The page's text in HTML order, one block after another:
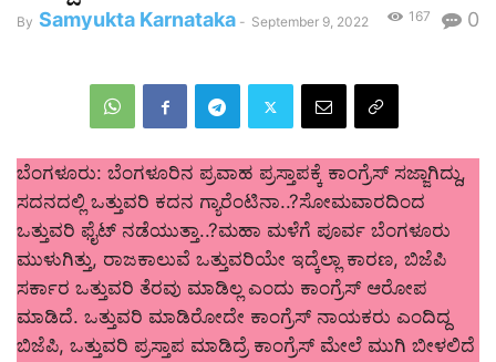
By Samyukta Karnataka - September 9, 2022 0
167
ಬೆಂಗಳೂರು: ಬೆಂಗಳೂರಿನ ಪ್ರವಾಹ ಪ್ರಸ್ತಾಪಕ್ಕೆ ಕಾಂಗ್ರೆಸ್​ ಸಜ್ಜಾಗಿದ್ದು,
ಸದನದಲ್ಲಿ ಒತ್ತುವರಿ ಕದನ ಗ್ಯಾರೆಂಟಿನಾ..?ಸೋಮವಾರದಿಂದ
ಒತ್ತುವರಿ ಫೈಟ್​ ನಡೆಯುತ್ತಾ..?ಮಹಾ ಮಳೆಗೆ ಪೂರ್ವ ಬೆಂಗಳೂರು
ಮುಳುಗಿತ್ತು, ರಾಜಕಾಲುವೆ ಒತ್ತುವರಿಯೇ ಇದ್ಕೆಲ್ಲಾ ಕಾರಣ, ಬಿಜೆಪಿ
ಸರ್ಕಾರ ಒತ್ತುವರಿ ತೆರವು ಮಾಡಿಲ್ಲ ಎಂದು ಕಾಂಗ್ರೆಸ್​ ಆರೋಪ
ಮಾಡಿದೆ. ಒತ್ತುವರಿ ಮಾಡಿರೋದೇ ಕಾಂಗ್ರೆಸ್​ ನಾಯಕರು ಎಂದಿದ್ದ
ಬಿಜೆಪಿ, ಒತ್ತುವರಿ ಪ್ರಸ್ತಾಪ ಮಾಡಿದ್ರೆ ಕಾಂಗ್ರೆಸ್​ ಮೇಲೆ ಮುಗಿ ಬೀಳಲಿದೆ